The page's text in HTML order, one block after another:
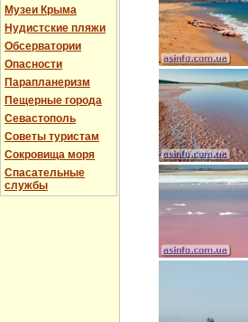
Музеи Крыма
Нудистские пляжи
Обсерватории
Опасности
Парапланеризм
Пещерные города
Севастополь
Советы туристам
Сокровища моря
Спасательные
службы